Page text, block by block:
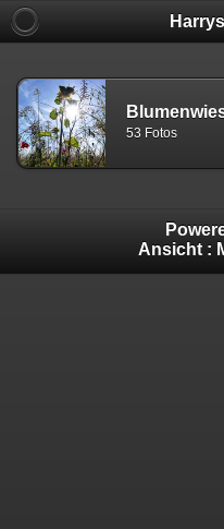
53 Fotos
Ansicht :